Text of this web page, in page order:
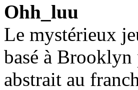
Ohh_luu
Le mystérieux
basé à
abstrait au